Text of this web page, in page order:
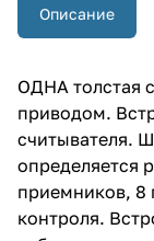
Описание
ОДНА толстая
приводом.
считывателя.
определяется
приемников, 8
контроля.